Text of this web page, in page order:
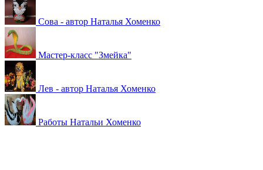
Сова - автор Наталья Хоменко
Мастер-класс "Змейка"
Лев - автор Наталья Хоменко
Работы Натальи Хоменко